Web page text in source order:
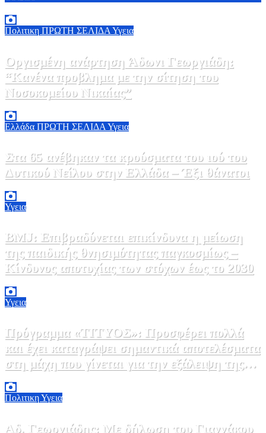
Πολιτικη ΠΡΩΤΗ ΣΕΛΙΔΑΥγεια
Οργισμένη ανάρτηση Άδωνι Γεωργιάδη:
“Κανένα προβλημα με την σίτηση του
Νοσοκομείου Νικαίας”
Ελλάδα ΠΡΩΤΗ ΣΕΛΙΔΑ Υγεια
Στα 65 ανέβηκαν τα κρούσματα του ιού του
Δυτικού Νείλου στην Ελλάδα – Έξι θάνατοι
Υγεια
BMJ: Επιβραδύνεται επικίνδυνα η μείωση
της παιδικής θνησιμότητας παγκοσμίως –
Κίνδυνος αποτυχίας των στόχων έως το 2030
Υγεια
Πρόγραμμα «ΤΙΤΥΟΣ»: Προσφέρει πολλά
και έχει καταγράψει σημαντικά αποτελέσματα
στη μάχη που γίνεται για την εξάλειψη της
ηπατίτιδας C
ΠολιτικηΥγεια
Αδ. Γεωργιάδης: Με δήλωση του Γιαννάκου